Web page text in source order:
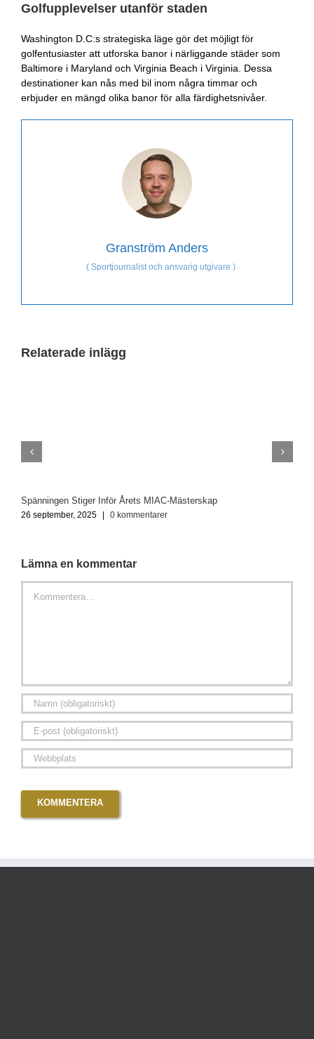
Golfupplevelser utanför staden
Washington D.C:s strategiska läge gör det möjligt för
golfentusiaster att utforska banor i närliggande städer som
Baltimore i Maryland och Virginia Beach i Virginia. Dessa
destinationer kan nås med bil inom några timmar och
erbjuder en mängd olika banor för alla färdighetsnivåer.
Granström Anders
(Sportjournalist och ansvarig utgivare )
Relaterade inlägg
Spänningen Stiger Inför Årets MIAC-Mästerskap
26 september, 2025 0 kommentarer
Lämna en kommentar